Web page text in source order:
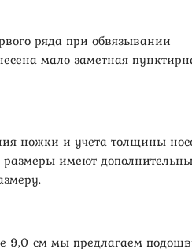
ряда при обвязывании
мало заметная
ножки и учета толщины
имеют
9,0 см мы предлагаем